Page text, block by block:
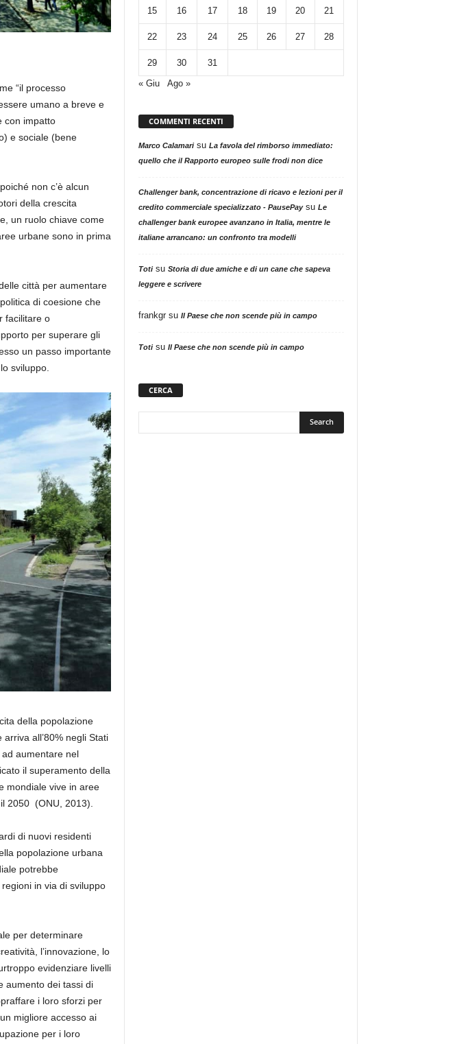
“il processo
umano a breve e
con impatto
e sociale (bene
non c’è alcun
della crescita
un ruolo chiave come
urbane sono in prima
città per aumentare
di coesione che
facilitare o
per superare gli
un passo importante
sviluppo.
della popolazione
all’80% negli Stati
aumentare nel
il superamento della
mondiale vive in aree
2050 (ONU, 2013).
di nuovi residenti
popolazione urbana
potrebbe
in via di sviluppo
per determinare
l’innovazione, lo
evidenziare livelli
aumento dei tassi di
i loro sforzi per
migliore accesso ai
per i loro
15 16 17 18 19 20 21
22 23 24 25 26 27 28
29 30
31
« Giu
Ago »
COMMENTI RECENTI
Marco Calamarisu La favola del rimborso immediato:
quello che il Rapporto europeo sulle frodi non dice
Challenger bank, concentrazione di ricavo e lezioni per il
credito commerciale specializzato - PausePaysu Le
challenger bank europee avanzano in Italia, mentre le
italiane arrancano: un confronto tra modelli
Totisu Storia di due amiche e di un cane che sapeva
leggere e scrivere
frankgrsu Il Paese che non scende più in campo
Totisu Il Paese che non scende più in campo
CERCA